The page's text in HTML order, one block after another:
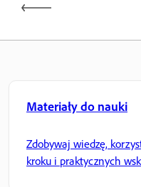
Materiały do nauki
Zdobywaj wiedzę,
kroku i praktycznych